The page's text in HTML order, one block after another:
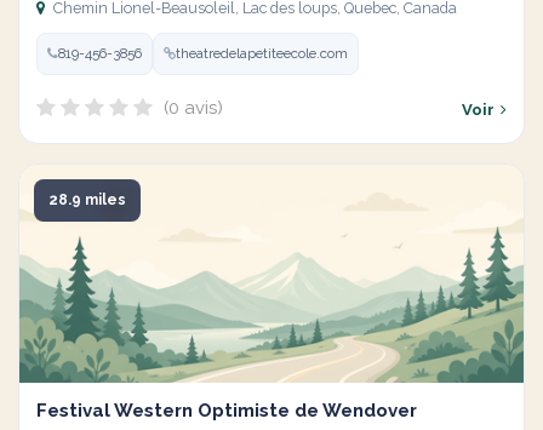
Chemin Lionel-Beausoleil, Lac des loups, Quebec, Canada
819-456-3856 theatredelapetiteecole.com
(0 avis) Voir
28.9 miles
Festival Western Optimiste de Wendover